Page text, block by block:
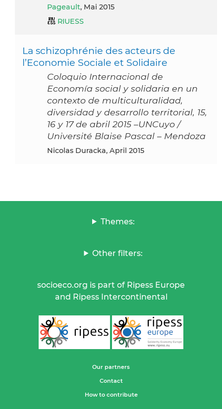
Pageault, Mai 2015
RIUESS
La schizophrénie des acteurs de
l’Economie Sociale et Solidaire
Coloquio Internacional de
Economía social y solidaria en un
contexto de multiculturalidad,
diversidad y desarrollo territorial, 15,
16 y 17 de abril 2015 –UNCuyo /
Université Blaise Pascal – Mendoza
Nicolas Duracka, April 2015
Themes:
Other filters:
socioeco.org is part of Ripess Europe
and Ripess Intercontinental
Our partners
Contact
How to contribute